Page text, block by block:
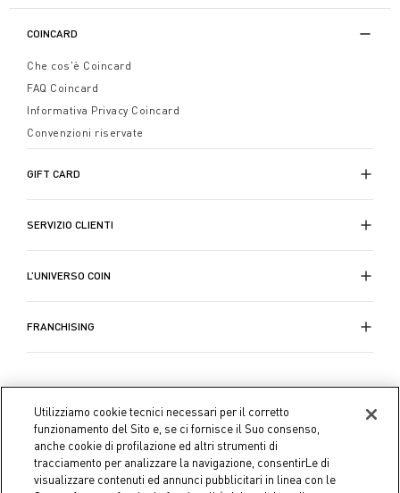
COINCARD
Che cos'è Coincard
FAQ Coincard
Informativa Privacy Coincard
Convenzioni riservate
GIFT CARD
SERVIZIO CLIENTI
L’UNIVERSO COIN
FRANCHISING
Utilizziamo cookie tecnici necessari per il corretto
funzionamento del Sito e, se ci fornisce il Suo consenso,
anche cookie di profilazione ed altri strumenti di
tracciamento per analizzare la navigazione, consentirLe di
visualizzare contenuti ed annunci pubblicitari in linea con le